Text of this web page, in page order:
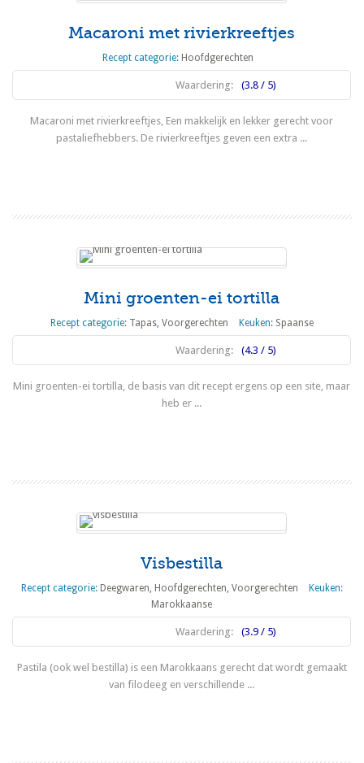
Macaroni met rivierkreeftjes
Recept categorie: Hoofdgerechten
Waardering: (3.8 / 5)
Macaroni met rivierkreeftjes, Een makkelijk en lekker gerecht voor
pastaliefhebbers. De rivierkreeftjes geven een extra ...
Mini groenten-ei tortilla
Recept categorie: Tapas, Voorgerechten Keuken: Spaanse
Waardering: (4.3 / 5)
Mini groenten-ei tortilla, de basis van dit recept ergens op een site, maar
heb er ...
Visbestilla
Recept categorie: Deegwaren, Hoofdgerechten, Voorgerechten
Keuken:
Marokkaanse
Waardering: (3.9 / 5)
Pastila (ook wel bestilla) is een Marokkaans gerecht dat wordt gemaakt
van filodeeg en verschillende ...